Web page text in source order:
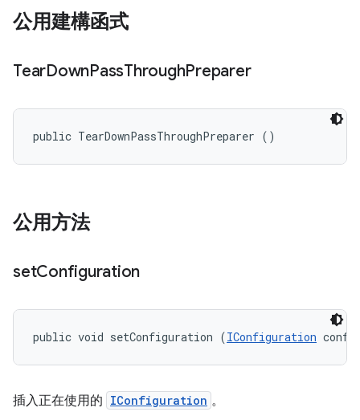
公用建構函式
TearDownPassThroughPreparer
public TearDownPassThroughPreparer ()
公用方法
setConfiguration
public void setConfiguration (IConfiguration
插入正在使用的 IConfiguration 。